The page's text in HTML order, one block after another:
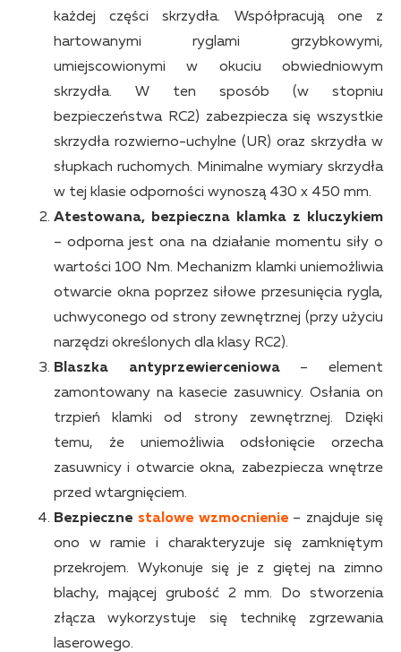
każdej części skrzydła. Współpracują one z
hartowanymi ryglami grzybkowymi,
umiejscowionymi w okuciu obwiedniowym
skrzydła. W ten sposób (w stopniu
bezpieczeństwa RC2) zabezpiecza się wszystkie
skrzydła rozwierno-uchylne (UR) oraz skrzydła w
słupkach ruchomych. Minimalne wymiary skrzydła
w tej klasie odporności wynoszą 430 x 450 mm.
Atestowana, bezpieczna klamka z kluczykiem
– odporna jest ona na działanie momentu siły o
wartości 100 Nm. Mechanizm klamki uniemożliwia
otwarcie okna poprzez siłowe przesunięcia rygla,
uchwyconego od strony zewnętrznej (przy użyciu
narzędzi określonych dla klasy RC2).
Blaszka antyprzewierceniowa – element
zamontowany na kasecie zasuwnicy. Osłania on
trzpień klamki od strony zewnętrznej. Dzięki
temu, że uniemożliwia odsłonięcie orzecha
zasuwnicy i otwarcie okna, zabezpiecza wnętrze
przed wtargnięciem.
Bezpieczne stalowe wzmocnienie – znajduje się
ono w ramie i charakteryzuje się zamkniętym
przekrojem. Wykonuje się je z giętej na zimno
blachy, mającej grubość 2 mm. Do stworzenia
złącza wykorzystuje się technikę zgrzewania
laserowego.